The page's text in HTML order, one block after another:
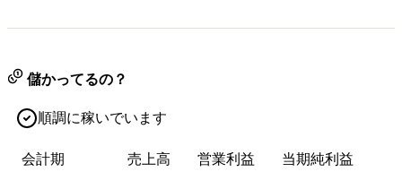
儲かってるの？
順調に稼いでいます
会計期 売上高 営業利益 当期純利益